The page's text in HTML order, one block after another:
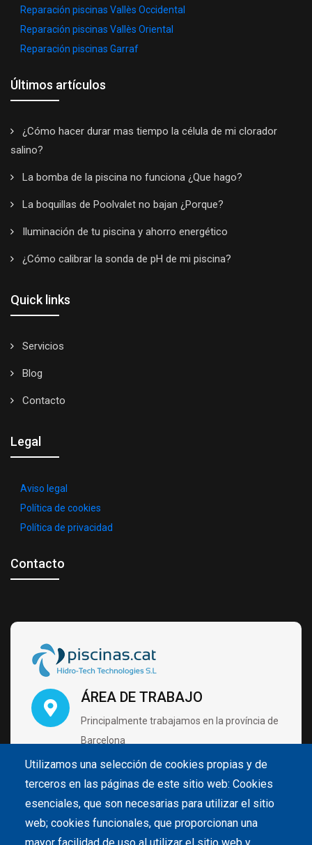
Reparación piscinas Vallès Occidental
Reparación piscinas Vallès Oriental
Reparación piscinas Garraf
Últimos artículos
¿Cómo hacer durar mas tiempo la célula de mi clorador
salino?
La bomba de la piscina no funciona ¿Que hago?
La boquillas de Poolvalet no bajan ¿Porque?
Iluminación de tu piscina y ahorro energético
¿Cómo calibrar la sonda de pH de mi piscina?
Quick links
Servicios
Blog
Contacto
Legal
Aviso legal
Política de cookies
Política de privacidad
Contacto
ÁREA DE TRABAJO
Principalmente trabajamos en la província de
Barcelona
VISÍTANOS CON CITA PRÉVIA
Carrer de Pintor Velázquez 4 B2 Nave 28
Utilizamos una selección de cookies propias y de
terceros en las páginas de este sitio web: Cookies
esenciales, que son necesarias para utilizar el sitio
web; cookies funcionales, que proporcionan una